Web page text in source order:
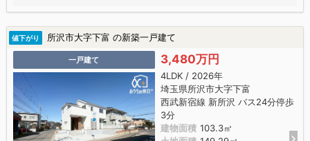
値下がり 所沢市大字下富 の新築一戸建て
一戸建て 3,480万円
4LDK / 2026年
埼玉県所沢市大字下富
西武新宿線 新所沢 バス24分停歩
3分
建物面積 103.3㎡